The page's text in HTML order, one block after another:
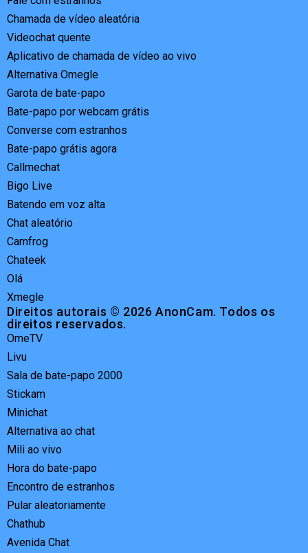
Chamada de vídeo aleatória
Videochat quente
Aplicativo de chamada de vídeo ao vivo
Alternativa Omegle
Garota de bate-papo
Bate-papo por webcam grátis
Converse com estranhos
Bate-papo grátis agora
Callmechat
Bigo Live
Batendo em voz alta
Chat aleatório
Camfrog
Chateek
Olá
Xmegle
Direitos autorais © 2026 AnonCam. Todos os
direitos reservados.
OmeTV
Livu
Sala de bate-papo 2000
Stickam
Minichat
Alternativa ao chat
Mili ao vivo
Hora do bate-papo
Encontro de estranhos
Pular aleatoriamente
Chathub
Avenida Chat